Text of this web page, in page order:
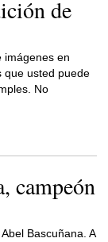
de
imágenes en
que usted puede
No
campeón
Abel Bascuñana. A